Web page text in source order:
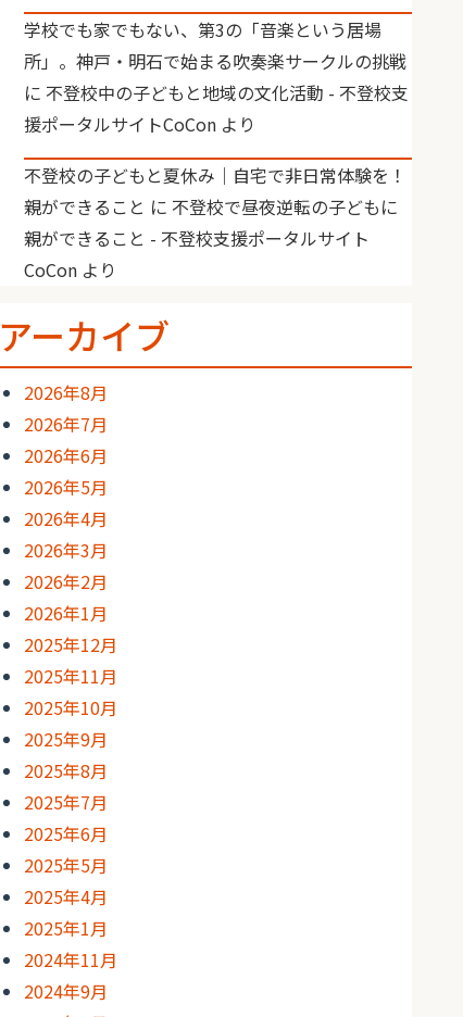
学校でも家でもない、第3の「音楽という居場
所」。神戸・明石で始まる吹奏楽サークルの挑戦
に 不登校中の子どもと地域の文化活動 - 不登校支
援ポータルサイトCoCon より
不登校の子どもと夏休み｜自宅で非日常体験を！
親ができること に 不登校で昼夜逆転の子どもに
親ができること - 不登校支援ポータルサイト
CoCon より
アーカイブ
2026年8月
2026年7月
2026年6月
2026年5月
2026年4月
2026年3月
2026年2月
2026年1月
2025年12月
2025年11月
2025年10月
2025年9月
2025年8月
2025年7月
2025年6月
2025年5月
2025年4月
2025年1月
2024年11月
2024年9月